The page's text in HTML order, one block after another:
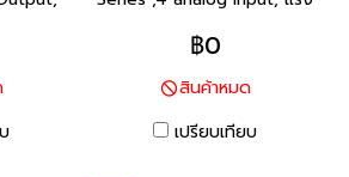
/
mA)
S พี
สินค้า
ดัน (-10V ถึง +10V) / กระแส
(-20 mA ถึง +20 mA)
Product P/N: DVP04AD-S พี
แอลซี แบรนด์ เดลต้า สินค้า
฿0
สินค้าหมด
เปรียบเทียบ